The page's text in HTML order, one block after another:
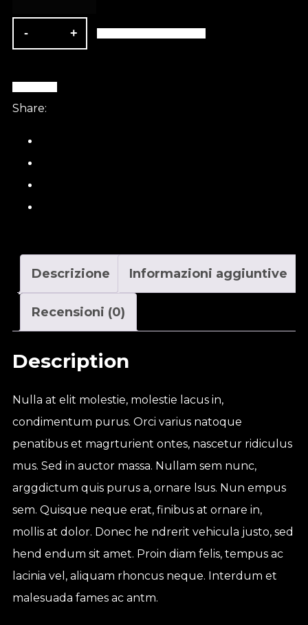
Share:
Descrizione Informazioni aggiuntive
Recensioni (0)
Description
Nulla at elit molestie, molestie lacus in,
condimentum purus. Orci varius natoque
penatibus et magrturient ontes, nascetur ridiculus
mus. Sed in auctor massa. Nullam sem nunc,
arggdictum quis purus a, ornare lsus. Nun empus
sem. Quisque neque erat, finibus at ornare in,
mollis at dolor. Donec he ndrerit vehicula justo, sed
hend endum sit amet. Proin diam felis, tempus ac
lacinia vel, aliquam rhoncus neque. Interdum et
malesuada fames ac antm.